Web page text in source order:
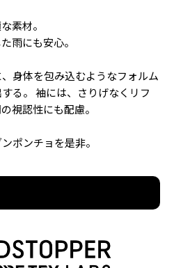
素材。
雨にも安心。
身体を包み込むようなフォルム
る。 袖には、さりげなくリフ
視認性にも配慮。
ポンチョを是非。